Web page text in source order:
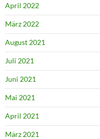
April 2022
März 2022
August 2021
Juli 2021
Juni 2021
Mai 2021
April 2021
März 2021